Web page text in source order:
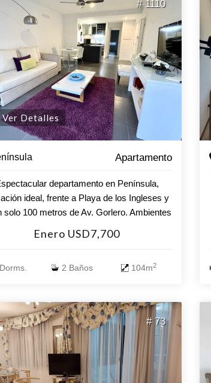
climatizadas, cine, gym, area de spa.
# 1110
Ver Detalles
Apartamento
departamento en Península,
ideal, frente a Playa de los Ingleses y
solo 100 metros de Av. Gorlero. Ambientes
2 baños , living comedor con cocina semi
con baulera. Incluye aire acondicionado
piscina exterior e interior climatizada,
gimnasio, sauna humedo y seco,
barbacoas, recepción 24 hs, servicio de
diario, micro cine, sala de juegos.
Enero USD7,700
2 Baños 104m2
# 73